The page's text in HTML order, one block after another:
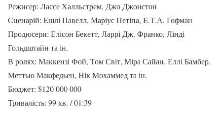
Режисер: Лассе Халльстрем, Джо Джонстон
Сценарій: Ешлі Павелл, Маріус Петіпа, Е.Т.А. Гофман
Продюсери: Елісон Бекетт, Ларрі Дж. Франко, Лінді
Гольдштайн та ін.
В ролях: Маккензі Фой, Том Світ, Міра Сайан, Еллі Бамбер,
Меттью Макфедьен, Нік Мохаммед та ін.
Бюджет: $120 000 000
Тривалість: 99 хв. / 01:39